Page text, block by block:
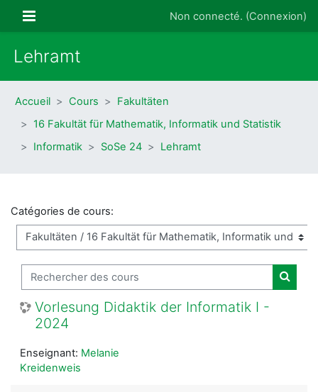
Panneau latéral Non connecté. (Connexion)
Lehramt
Accueil Cours
Fakultäten
16 Fakultät für Mathematik, Informatik und Statistik
Informatik
SoSe 24 Lehramt
Catégories de cours:
Rechercher des cours
Vorlesung Didaktik der Informatik I -
2024
Enseignant: Melanie
Kreidenweis